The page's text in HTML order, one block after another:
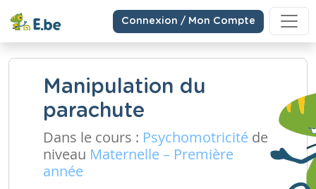
Connexion / Mon Compte
Manipulation du
parachute
Dans le cours : Psychomotricité de
niveau Maternelle – Première
année